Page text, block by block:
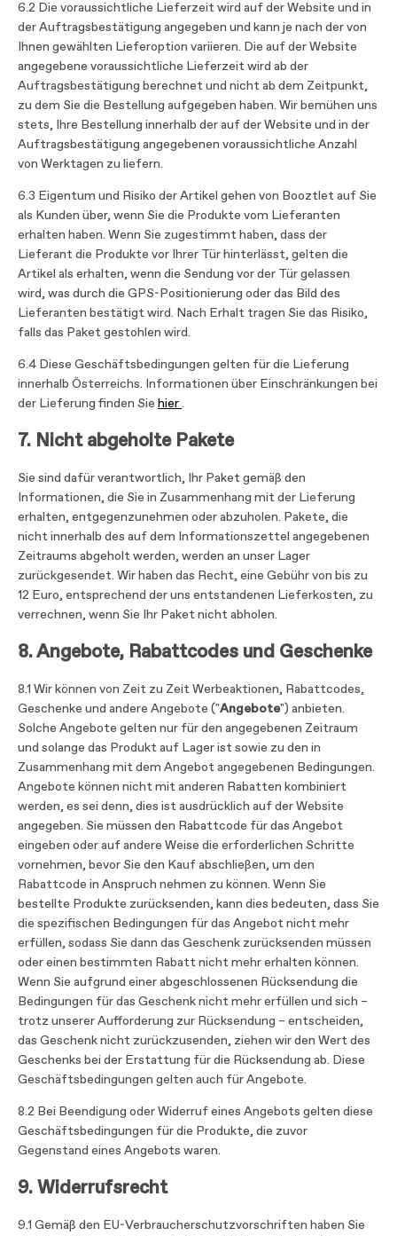
6.2 Die voraussichtliche Lieferzeit wird auf der Website und in
der Auftragsbestätigung angegeben und kann je nach der von
Ihnen gewählten Lieferoption variieren. Die auf der Website
angegebene voraussichtliche Lieferzeit wird ab der
Auftragsbestätigung berechnet und nicht ab dem Zeitpunkt,
zu dem Sie die Bestellung aufgegeben haben. Wir bemühen uns
stets, Ihre Bestellung innerhalb der auf der Website und in der
Auftragsbestätigung angegebenen voraussichtliche Anzahl
von Werktagen zu liefern.
6.3 Eigentum und Risiko der Artikel gehen von Booztlet auf Sie
als Kunden über, wenn Sie die Produkte vom Lieferanten
erhalten haben. Wenn Sie zugestimmt haben, dass der
Lieferant die Produkte vor Ihrer Tür hinterlässt, gelten die
Artikel als erhalten, wenn die Sendung vor der Tür gelassen
wird, was durch die GPS-Positionierung oder das Bild des
Lieferanten bestätigt wird. Nach Erhalt tragen Sie das Risiko,
falls das Paket gestohlen wird.
6.4 Diese Geschäftsbedingungen gelten für die Lieferung
innerhalb Österreichs. Informationen über Einschränkungen bei
der Lieferung finden Sie hier.
7. Nicht abgeholte Pakete
Sie sind dafür verantwortlich, Ihr Paket gemäß den
Informationen, die Sie in Zusammenhang mit der Lieferung
erhalten, entgegenzunehmen oder abzuholen. Pakete, die
nicht innerhalb des auf dem Informationszettel angegebenen
Zeitraums abgeholt werden, werden an unser Lager
zurückgesendet. Wir haben das Recht, eine Gebühr von bis zu
12 Euro, entsprechend der uns entstandenen Lieferkosten, zu
verrechnen, wenn Sie Ihr Paket nicht abholen.
8. Angebote, Rabattcodes und Geschenke
8.1 Wir können von Zeit zu Zeit Werbeaktionen, Rabattcodes,
Geschenke und andere Angebote ("Angebote") anbieten.
Solche Angebote gelten nur für den angegebenen Zeitraum
und solange das Produkt auf Lager ist sowie zu den in
Zusammenhang mit dem Angebot angegebenen Bedingungen.
Angebote können nicht mit anderen Rabatten kombiniert
werden, es sei denn, dies ist ausdrücklich auf der Website
angegeben. Sie müssen den Rabattcode für das Angebot
eingeben oder auf andere Weise die erforderlichen Schritte
vornehmen, bevor Sie den Kauf abschließen, um den
Rabattcode in Anspruch nehmen zu können. Wenn Sie
bestellte Produkte zurücksenden, kann dies bedeuten, dass Sie
die spezifischen Bedingungen für das Angebot nicht mehr
erfüllen, sodass Sie dann das Geschenk zurücksenden müssen
oder einen bestimmten Rabatt nicht mehr erhalten können.
Wenn Sie aufgrund einer abgeschlossenen Rücksendung die
Bedingungen für das Geschenk nicht mehr erfüllen und sich –
trotz unserer Aufforderung zur Rücksendung – entscheiden,
das Geschenk nicht zurückzusenden, ziehen wir den Wert des
Geschenks bei der Erstattung für die Rücksendung ab. Diese
Geschäftsbedingungen gelten auch für Angebote.
8.2 Bei Beendigung oder Widerruf eines Angebots gelten diese
Geschäftsbedingungen für die Produkte, die zuvor
Gegenstand eines Angebots waren.
9. Widerrufsrecht
9.1 Gemäß den EU-Verbraucherschutzvorschriften haben Sie